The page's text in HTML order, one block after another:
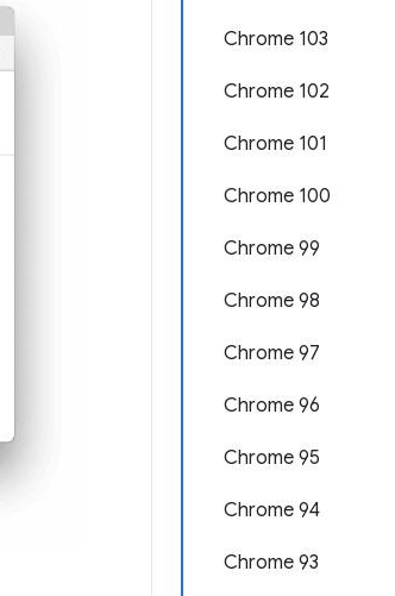
Chrome 103
Chrome 102
Chrome 101
Chrome 100
Chrome 99
Chrome 98
Chrome 97
Chrome 96
Chrome 95
Chrome 94
Chrome 93